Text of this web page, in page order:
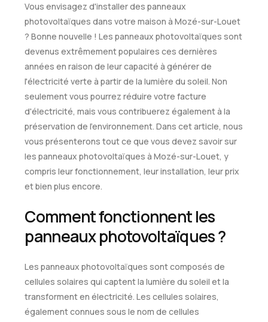
Vous envisagez d'installer des panneaux
photovoltaïques dans votre maison à Mozé-sur-Louet
? Bonne nouvelle ! Les panneaux photovoltaïques sont
devenus extrêmement populaires ces dernières
années en raison de leur capacité à générer de
l'électricité verte à partir de la lumière du soleil. Non
seulement vous pourrez réduire votre facture
d'électricité, mais vous contribuerez également à la
préservation de l'environnement. Dans cet article, nous
vous présenterons tout ce que vous devez savoir sur
les panneaux photovoltaïques à Mozé-sur-Louet, y
compris leur fonctionnement, leur installation, leur prix
et bien plus encore.
Comment fonctionnent les
panneaux photovoltaïques ?
Les panneaux photovoltaïques sont composés de
cellules solaires qui captent la lumière du soleil et la
transforment en électricité. Les cellules solaires,
également connues sous le nom de cellules